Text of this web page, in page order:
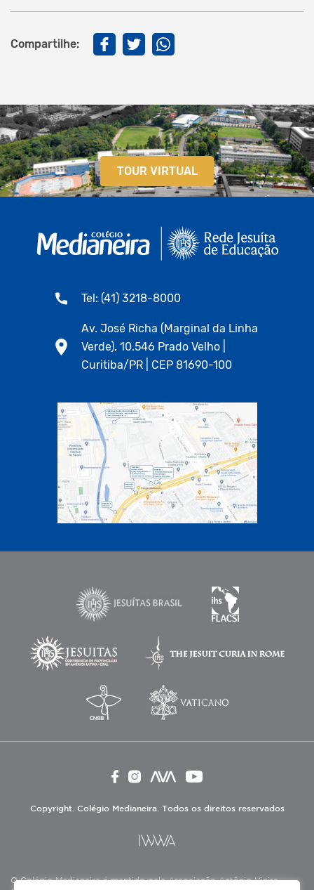
Compartilhe:
TOUR VIRTUAL
Tel: (41) 3218-8000
Av. José Richa (Marginal da Linha
Verde), 10.546 Prado Velho |
Curitiba/PR | CEP 81690-100
Copyright. Colégio Medianeira. Todos os direitos reservados
O Colégio Medianeira é mantido pela Associação Antônio Vieira